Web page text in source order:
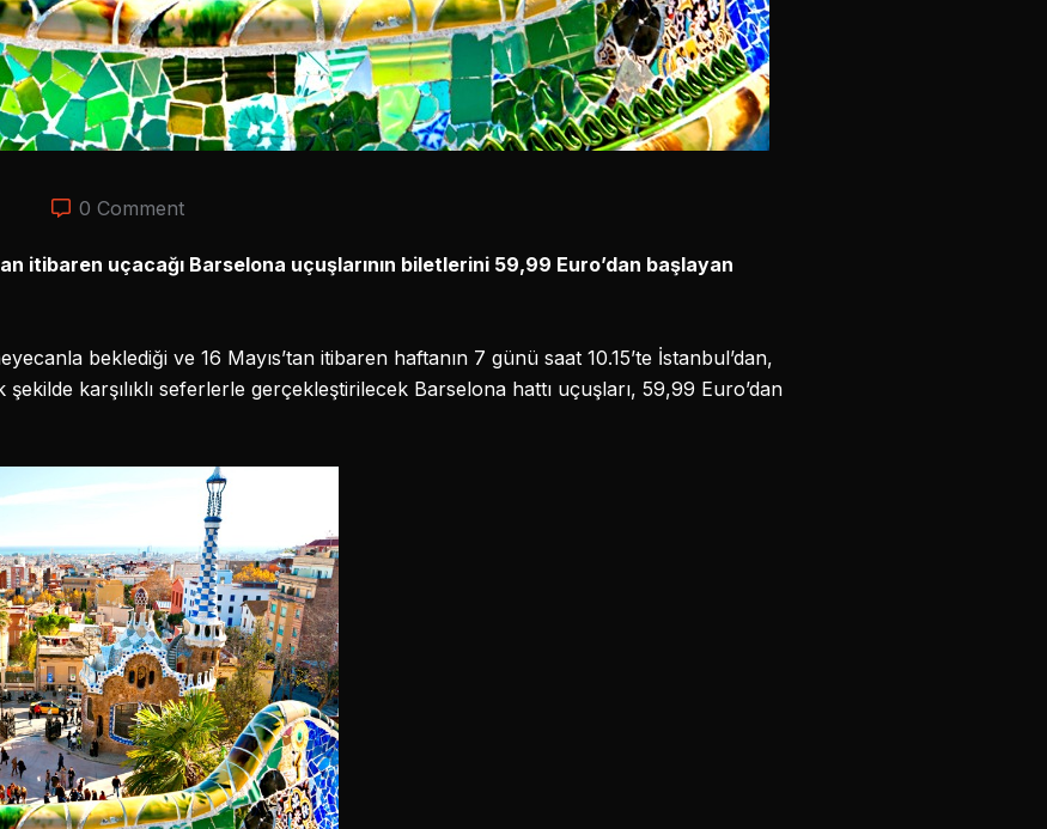
0 Comment
itibaren uçacağı Barselona uçuşlarının biletlerini 59,99 Euro’dan başlayan
beklediği ve 16 Mayıs’tan itibaren haftanın 7 günü saat 10.15’te İstanbul’dan,
şekilde karşılıklı seferlerle gerçekleştirilecek Barselona hattı uçuşları, 59,99 Euro’dan